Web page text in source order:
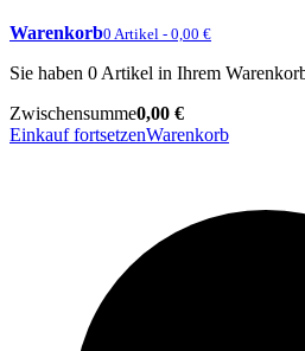
Warenkorb0 Artikel - 0,00 €
Sie haben 0 Artikel in Ihrem
Zwischensumme0,00 €
Einkauf fortsetzenWarenkorb